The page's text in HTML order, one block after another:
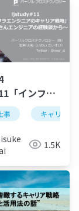
転職
「インフラ
のキャリア
トニングト
事 キャリア戦
1.5K